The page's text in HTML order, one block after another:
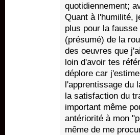
quotidiennement;
Quant à l'humilité,
plus pour la
(présumé) de la
des oeuvres que
loin d'avoir tes
déplore car
l'apprentissage du
la satisfaction du
important même
antériorité à mon
même de me